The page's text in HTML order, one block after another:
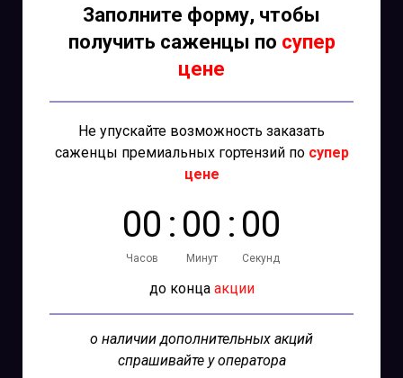
Заполните форму, чтобы
получить саженцы по супер
цене
Не упускайте возможность заказать
саженцы премиальных гортензий по супер
цене
00
Часов
: 00
Минут
: 00
Секунд
до конца акции
о наличии дополнительных акций
спрашивайте у оператора